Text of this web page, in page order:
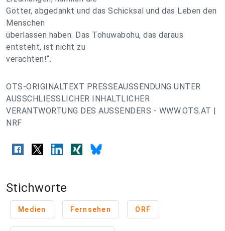
Götter, abgedankt und das Schicksal und das Leben den
Menschen
überlassen haben. Das Tohuwabohu, das daraus
entsteht, ist nicht zu
verachten!“.
OTS-ORIGINALTEXT PRESSEAUSSENDUNG UNTER
AUSSCHLIESSLICHER INHALTLICHER
VERANTWORTUNG DES AUSSENDERS - WWW.OTS.AT |
NRF
Stichworte
Medien Fernsehen ORF